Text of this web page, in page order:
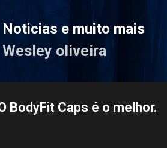
Noticias e muito mais
Wesley oliveira
BodyFit Caps é o melhor.